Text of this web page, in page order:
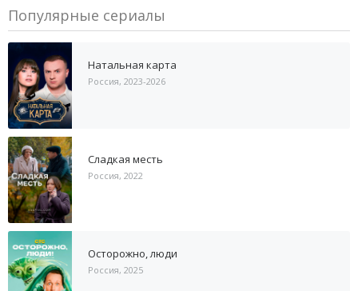
Популярные сериалы
Натальная карта
Россия, 2023-2026
Сладкая месть
Россия, 2022
Осторожно, люди
Россия, 2025